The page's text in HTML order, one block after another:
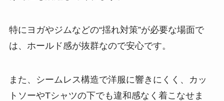
特にヨガやジムなどの“揺れ対策”が必要な場面で
は、ホールド感が抜群なので安心です。
また、シームレス構造で洋服に響きにくく、カッ
トソーやTシャツの下でも違和感なく着こなせま